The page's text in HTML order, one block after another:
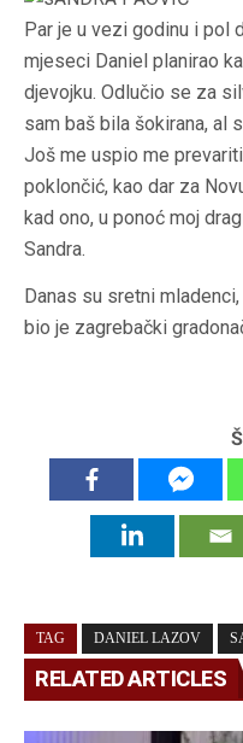
Par je u vezi godinu i pol
mjeseci Daniel planirao
djevojku. Odlučio se za
sam baš bila šokirana, al
Još me uspio me
poklončić, kao dar za
kad ono, u ponoć moj
Sandra.
Danas su sretni
bio je zagrebački
TAG DANIEL LAZOV
RELATED ARTICLES